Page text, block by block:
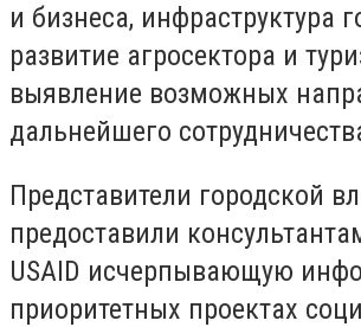
и бизнеса, инфраструктура
развитие агросектора и
выявление возможных
дальнейшего
Представители городской
предоставили
USAID исчерпывающую
приоритетных проектах